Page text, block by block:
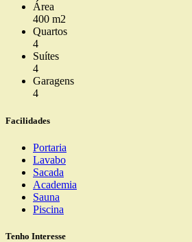
Área
400 m2
Quartos
4
Suítes
4
Garagens
4
Facilidades
Portaria
Lavabo
Sacada
Academia
Sauna
Piscina
Tenho Interesse